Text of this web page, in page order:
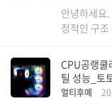
안녕하세요
정적인 구
CPU공랭쿨
틸 성능_토
얼티후예